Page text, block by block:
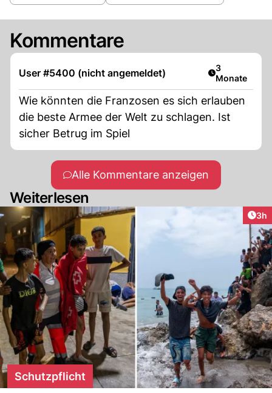
Kommentare
User #5400 (nicht angemeldet) Artikel
3
Monate
Wie könnten die Franzosen es sich erlauben
die beste Armee der Welt zu schlagen. Ist
sicher Betrug im Spiel
Alle Kommentare anzeigen
Weiterlesen
3h
Schutzpflicht